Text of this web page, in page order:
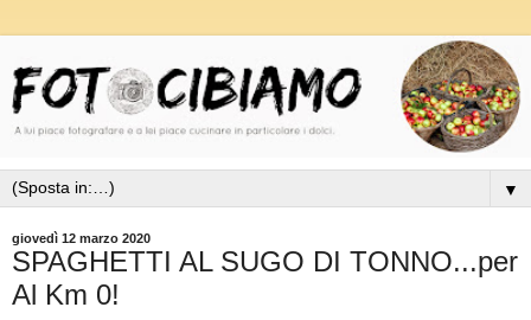
▼
giovedì 12 marzo 2020
SPAGHETTI AL SUGO DI TONNO...per
Al Km 0!